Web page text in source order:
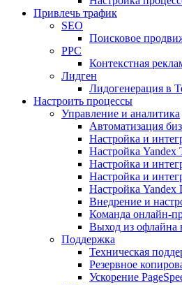
Привлечь трафик
SEO
Поисковое
PPC
Контекстная
Лидген
Лидогенерация в
Настроить процессы
Управление и аналитика
Автоматизация
Настройка и
Настройка
Настройка и
Настройка и
Настройка Yandex
Внедрение и
Команда онлайн-
Выход из офлайна
Поддержка
Техническая
Резервное
Ускорение